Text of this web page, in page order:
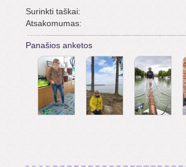
Surinkti taškai:
Atsakomumas:
Panašios anketos